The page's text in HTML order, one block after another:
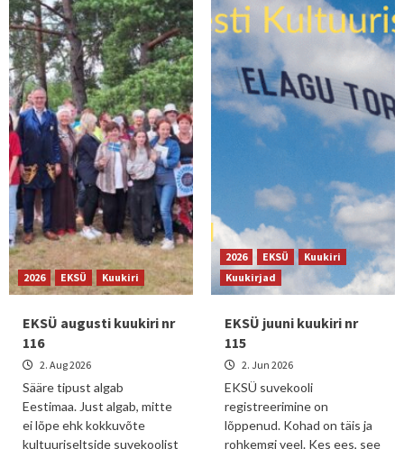
2026 EKSÜ Kuukiri
EKSÜ augusti kuukiri nr
116
2. Aug 2026
Sääre tipust algab
Eestimaa. Just algab, mitte
ei lõpe ehk kokkuvõte
kultuuriseltside suvekoolist
2026 EKSÜ
Kuukiri
Kuukirjad
EKSÜ juuni kuukiri nr
115
2. Jun 2026
EKSÜ suvekooli
registreerimine on
lõppenud. Kohad on täis ja
rohkemgi veel. Kes ees, see